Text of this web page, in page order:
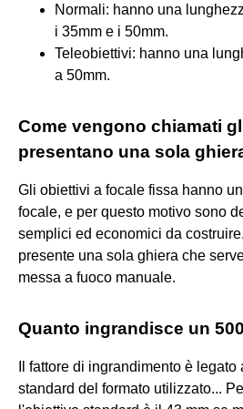
Normali: hanno una
i 35mm e i 50mm.
Teleobiettivi: hanno una
a 50mm.
Come vengono chiamati
presentano una sola
Gli obiettivi a focale fissa hanno
focale, e per questo motivo sono
semplici ed economici da
presente una sola ghiera che
messa a fuoco manuale.
Quanto ingrandisce un
Il fattore di ingrandimento è
standard del formato utilizzato...